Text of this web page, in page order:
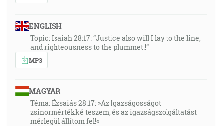
ENGLISH
Topic: Isaiah 28:17: “Justice also will I lay to the line,
and righteousness to the plummet.!”
MP3
MAGYAR
Téma: Ézsaiás 28:17: »Az Igazságosságot
zsinormértékké teszem, és az igazságszolgáltatást
mérlegül állítom fel!«